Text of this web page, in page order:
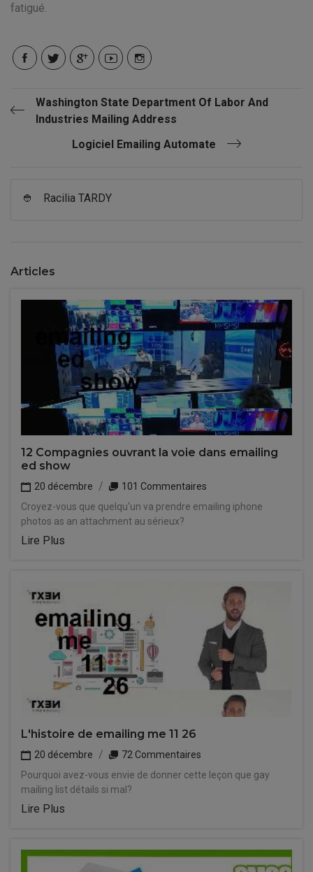
fatigué.
Washington State Department Of Labor And
Industries Mailing Address
Logiciel Emailing Automate
👲 Racilia TARDY
Articles
12 Compagnies ouvrant la voie dans emailing
ed show
20 décembre
101 Commentaires
Croyez-vous que quelqu'un va prendre emailing iphone
photos as an attachment au sérieux?
Lire Plus
L'histoire de emailing me 11 26
20 décembre
72 Commentaires
Pourquoi avez-vous envie de donner cette leçon que gay
mailing list détails si mal?
Lire Plus